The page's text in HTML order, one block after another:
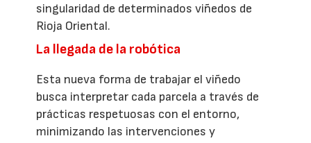
singularidad de determinados viñedos de
Rioja Oriental.
La llegada de la robótica
Esta nueva forma de trabajar el viñedo
busca interpretar cada parcela a través de
prácticas respetuosas con el entorno,
minimizando las intervenciones y